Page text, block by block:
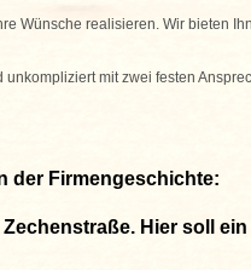
Wünsche realisieren. Wir bieten
mit zwei festen
der Firmengeschichte:
Hier soll